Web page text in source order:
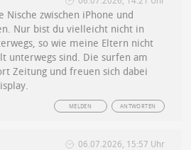
Nische zwischen iPhone und
Nur bist du vielleicht nicht in
so wie meine Eltern nicht
unterwegs sind. Die surfen am
Zeitung und freuen sich dabei
ANTWORTEN
MELDEN
06.07.2026, 15:57 Uhr